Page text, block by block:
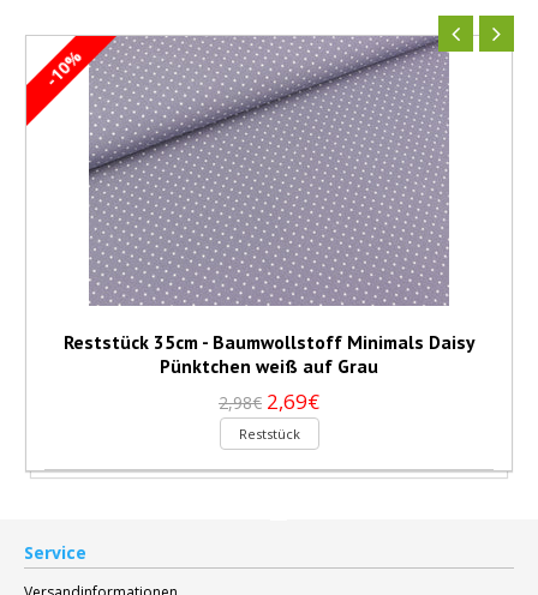
-10%
Reststück 35cm - Baumwollstoff Minimals Daisy
Pünktchen weiß auf Grau
2,98€ 2,69€
Reststück
Service